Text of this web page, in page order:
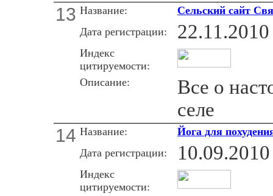
13 Название:
Сельский сайт
Дата регистрации:
22.11.2010
Индекс
цитируемости:
Описание:
Все о
селе
14 Название:
Йога для
Дата регистрации:
10.09.2010
Индекс
цитируемости: